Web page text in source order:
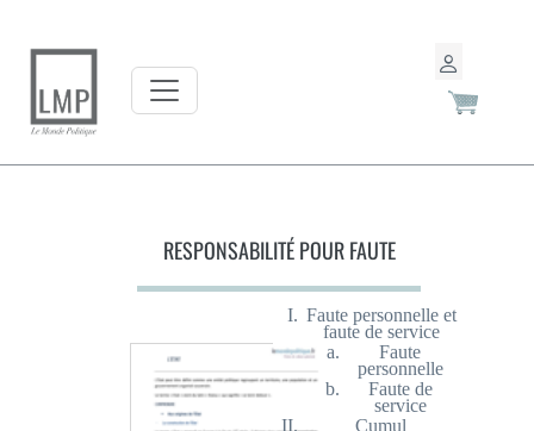
RESPONSABILITÉ POUR FAUTE
Faute personnelle et
faute de service
Faute
personnelle
Faute de
service
Cumul